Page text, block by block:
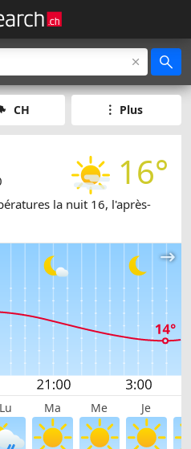
CH Plus
16°
la nuit 16, l'après-
Lu Ma Me Je